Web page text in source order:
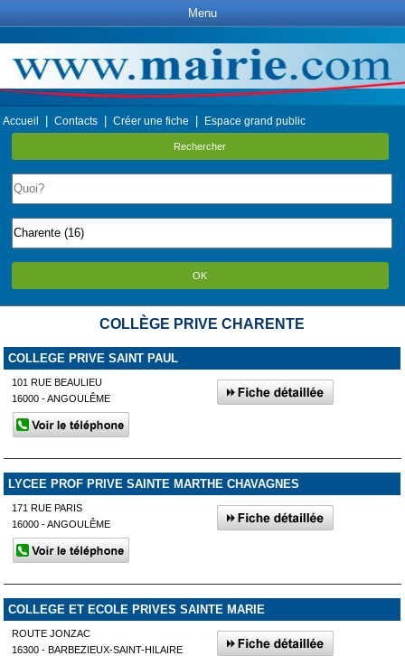
Menu
Accueil Contacts Créer une fiche Espace grand public
Rechercher
OK
COLLÈGE PRIVE CHARENTE
COLLEGE PRIVE SAINT PAUL
101 RUE BEAULIEU
16000 - ANGOULÊME
LYCEE PROF PRIVE SAINTE MARTHE CHAVAGNES
171 RUE PARIS
16000 - ANGOULÊME
COLLEGE ET ECOLE PRIVES SAINTE MARIE
ROUTE JONZAC
16300 - BARBEZIEUX-SAINT-HILAIRE